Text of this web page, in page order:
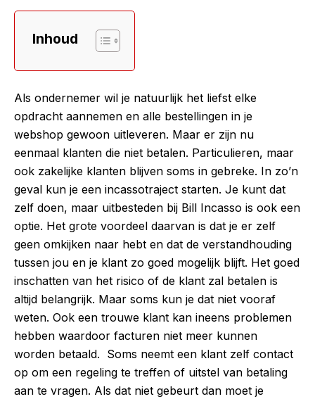
Inhoud
Als ondernemer wil je natuurlijk het liefst elke
opdracht aannemen en alle bestellingen in je
webshop gewoon uitleveren. Maar er zijn nu
eenmaal klanten die niet betalen. Particulieren, maar
ook zakelijke klanten blijven soms in gebreke. In zo’n
geval kun je een incassotraject starten. Je kunt dat
zelf doen, maar uitbesteden bij Bill Incasso is ook een
optie. Het grote voordeel daarvan is dat je er zelf
geen omkijken naar hebt en dat de verstandhouding
tussen jou en je klant zo goed mogelijk blijft. Het goed
inschatten van het risico of de klant zal betalen is
altijd belangrijk. Maar soms kun je dat niet vooraf
weten. Ook een trouwe klant kan ineens problemen
hebben waardoor facturen niet meer kunnen
worden betaald. Soms neemt een klant zelf contact
op om een regeling te treffen of uitstel van betaling
aan te vragen. Als dat niet gebeurt dan moet je